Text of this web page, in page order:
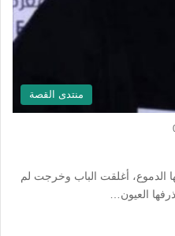
منتدى القصة
من عينيها الدموع، أغلقت الباب وخرجت لم
العيون…